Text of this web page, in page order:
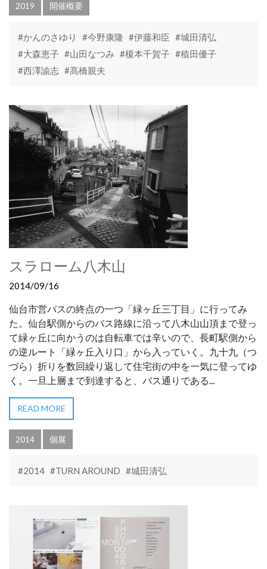
2019 開催概要
#かんのさゆり #今野康隆 #伊藤和臣 #城田清弘
#大森恵子 #山田なつみ #榎本千賀子 #稙田優子
#西澤諭志 #髙橋親夫
スラローム八木山
2014/09/16
仙台市営バスの終点の一つ「緑ヶ丘三丁目」に行ってみ
た。仙台駅側からのバス路線に沿って八木山山頂まで登っ
て緑ヶ丘に向かうのは自転車では辛いので、長町駅側から
の逆ルート「緑ヶ丘入り口」から入っていく。九十九（つ
づら）折りを数回繰り返して住宅街の中を一気に登ってゆ
く。一旦上層まで到達すると、バス通りである...
READ MORE
2014 個展
#2014 #TURN AROUND #城田清弘